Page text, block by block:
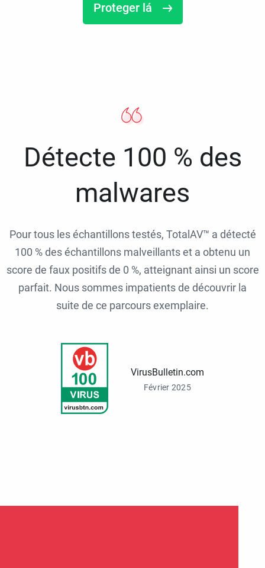
Proteger lá
Détecte 100 % des
malwares
Pour tous les échantillons testés, TotalAV™ a détecté
100 % des échantillons malveillants et a obtenu un
score de faux positifs de 0 %, atteignant ainsi un score
parfait. Nous sommes impatients de découvrir la
suite de ce parcours exemplaire.
VirusBulletin.com
Février 2025